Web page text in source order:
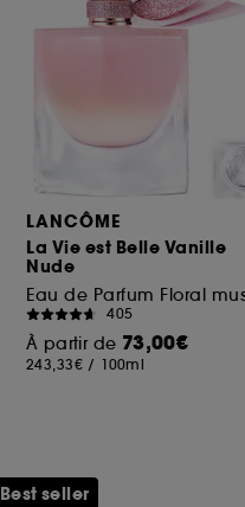
LANCÔME
La Vie est Belle Vanille
Nude
405
À partir de 73,00€
243,33€ / 100ml
Best seller